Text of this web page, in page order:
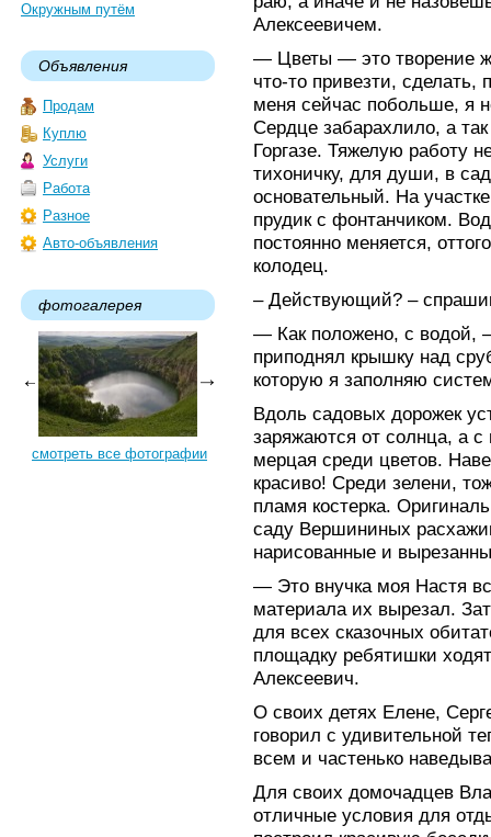
Окружным путём
Объявления
Продам
Куплю
Услуги
Работа
Разное
Авто-объявления
фотогалерея
смотреть все фотографии
Алексеевичем.
— Цветы — это творение
что-то привезти, сделать,
меня сейчас побольше, я
Сердце забарахлило, а
Горгазе. Тяжелую работу
тихоничку, для души, в
основательный. На
прудик с фонтанчиком.
постоянно меняется,
колодец.
– Действующий? –
— Как положено, с водой,
приподнял крышку над
которую я заполняю
Вдоль садовых дорожек
заряжаются от солнца, а
мерцая среди цветов.
красиво! Среди зелени,
пламя костерка.
саду Вершининых
нарисованные и
— Это внучка моя Настя
материала их вырезал.
для всех сказочных
площадку ребятишки
Алексеевич.
О своих детях Елене,
говорил с удивительной
всем и частенько
Для своих домочадцев
отличные условия для